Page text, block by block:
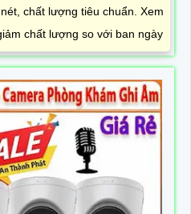
chất lượng tiêu chuẩn. Xem
chất lượng so với ban ngày